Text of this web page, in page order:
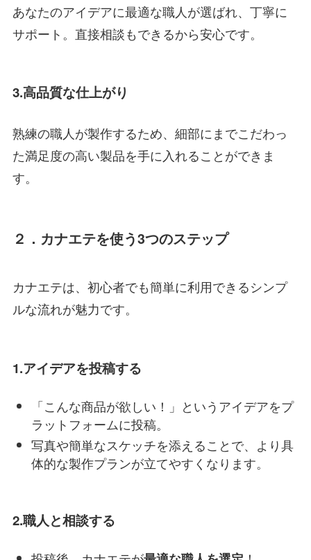
あなたのアイデアに最適な職人が選ばれ、丁寧に
サポート。直接相談もできるから安心です。
3.高品質な仕上がり
熟練の職人が製作するため、細部にまでこだわっ
た満足度の高い製品を手に入れることができま
す。
２．カナエテを使う3つのステップ
カナエテは、初心者でも簡単に利用できるシンプ
ルな流れが魅力です。
1.アイデアを投稿する
「こんな商品が欲しい！」というアイデアをプ
ラットフォームに投稿。
写真や簡単なスケッチを添えることで、より具
体的な製作プランが立てやすくなります。
2.職人と相談する